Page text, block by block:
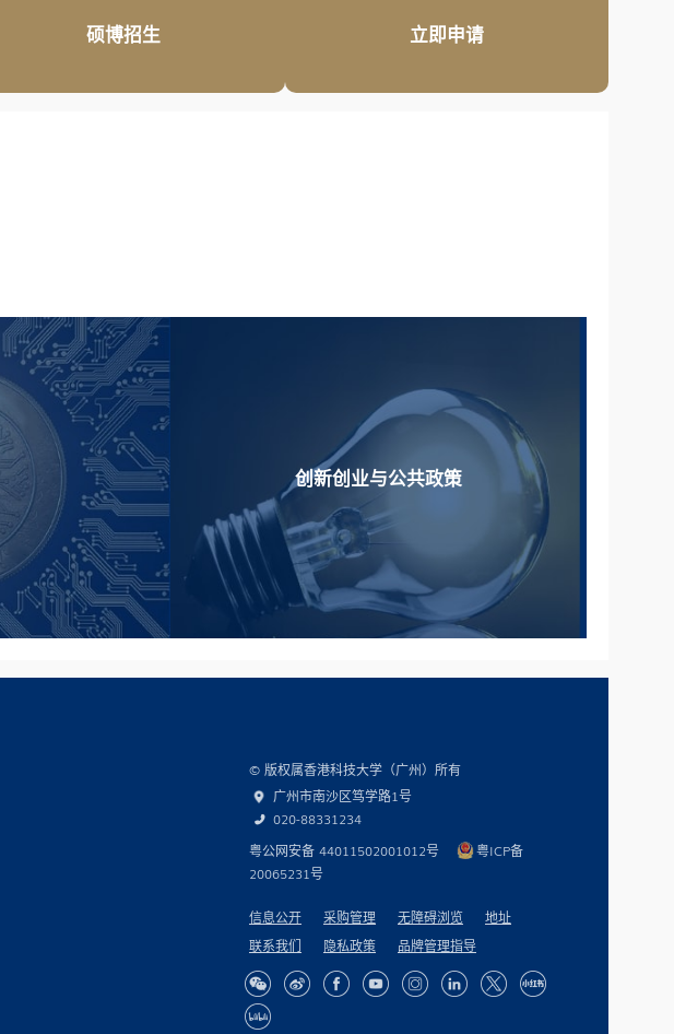
硕博招生 立即申请
创新创业与公共政策
© 版权属香港科技大学（广州）所有
广州市南沙区笃学路1号
020-88331234
粤公网安备 44011502001012号
粤ICP备
20065231号
信息公开 采购管理 无障碍浏览
地址
联系我们
隐私政策 品牌管理指导